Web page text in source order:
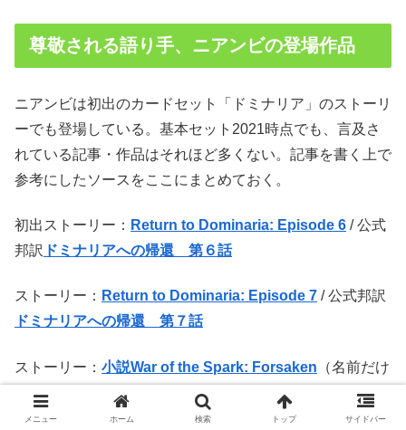
尊敬される語り手、ニアンビの登場作品
ニアンビは初出のカードセット「ドミナリア」のストーリ
ーでも登場している。基本セット2021時点でも、言及さ
れている記事・作品はそれほど多くない。記事を書く上で
参考にしたソースをここにまとめておく。
初出ストーリー： Return to Dominaria: Episode 6 / 公式
邦訳 ドミナリアへの帰還 第６話
ストーリー： Return to Dominaria: Episode 7 / 公式邦訳
ドミナリアへの帰還 第７話
ストーリー： 小説War of the Spark: Forsaken （名前だけ
が言及）
メニュー ホーム 検索 トップ サイドバー